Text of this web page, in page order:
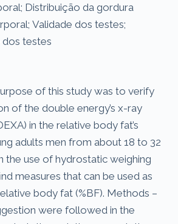
Distribuição da gordura
Validade dos testes;
testes
of this study was to verify
of the double energy’s x-ray
in the relative body fat’s
adults men from about 18 to 32
the use of hydrostatic weighing
measures that can be used as
body fat (%BF). Methods –
were followed in the